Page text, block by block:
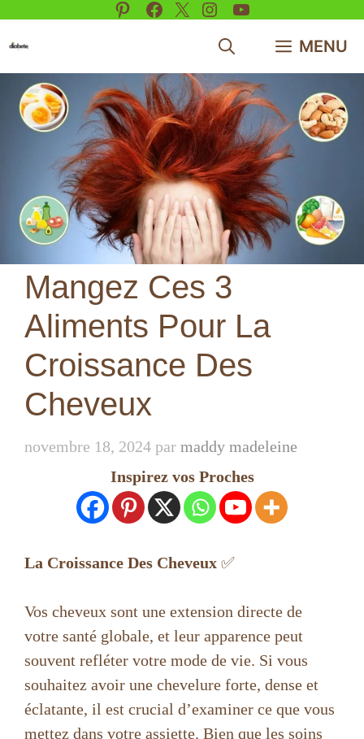
Pinterest
Facebook
X Instagram
YouTube
MENU
Mangez Ces 3
Aliments Pour La
Croissance Des
Cheveux
novembre 18, 2024 par maddy madeleine
Inspirez vos Proches
La Croissance Des Cheveux ✅
Vos cheveux sont une extension directe de
votre santé globale, et leur apparence peut
souvent refléter votre mode de vie. Si vous
souhaitez avoir une chevelure forte, dense et
éclatante, il est crucial d’examiner ce que vous
mettez dans votre assiette. Bien que les soins